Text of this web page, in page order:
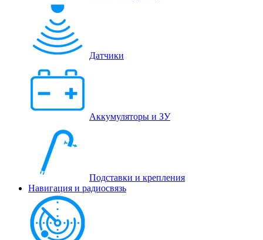
Датчики
Аккумуляторы и ЗУ
Подставки и крепления
Навигация и радиосвязь